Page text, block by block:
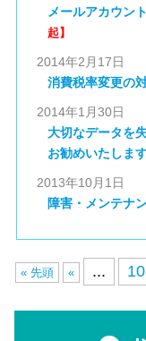
メールアカウン
起】
2014年2月17日
消費税率変更の
2014年1月30日
大切なデータを
お勧めいたします
2013年10月1日
障害・メンテナ
« 先頭 « ... 10